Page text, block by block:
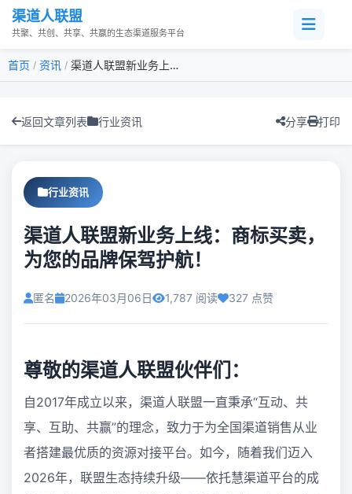
渠道人联盟
共聚、共创、共享、共赢的生态渠道服务平台
首页 / 资讯 / 渠道人联盟新业务上线：商标买卖，为您的品牌保驾护航！
返回文章列表 行业资讯 分享 打印
行业资讯
渠道人联盟新业务上线：商标买卖，
为您的品牌保驾护航！
匿名 2026年03月06日 1,787 阅读 327 点赞
尊敬的渠道人联盟伙伴们：
自2017年成立以来，渠道人联盟一直秉承“互动、共
享、互助、共赢”的理念，致力于为全国渠道销售从业
者搭建最优质的资源对接平台。如今，随着我们迈入
2026年，联盟生态持续升级——依托慧渠道平台的成